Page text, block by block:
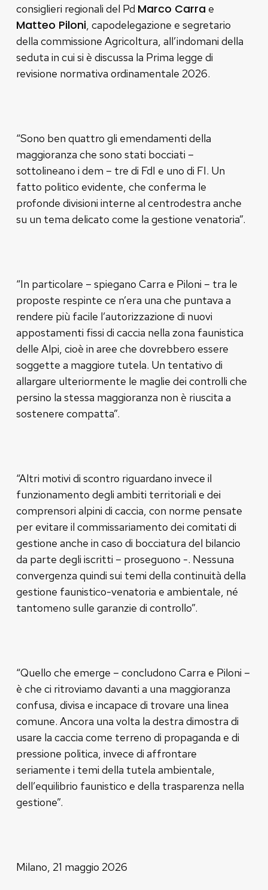
consiglieri regionali del Pd Marco Carrae
Matteo Piloni, capodelegazione e segretario
della commissione Agricoltura, all’indomani della
seduta in cui si è discussa la Prima legge di
revisione normativa ordinamentale 2026.
“Sono ben quattro gli emendamenti della
maggioranza che sono stati bocciati –
sottolineano i dem – tre di FdI e uno di FI. Un
fatto politico evidente, che conferma le
profonde divisioni interne al centrodestra anche
su un tema delicato come la gestione venatoria”.
“In particolare – spiegano Carra e Piloni – tra le
proposte respinte ce n’era una che puntava a
rendere più facile l’autorizzazione di nuovi
appostamenti fissi di caccia nella zona faunistica
delle Alpi, cioè in aree che dovrebbero essere
soggette a maggiore tutela. Un tentativo di
allargare ulteriormente le maglie dei controlli che
persino la stessa maggioranza non è riuscita a
sostenere compatta”.
“Altri motivi di scontro riguardano invece il
funzionamento degli ambiti territoriali e dei
comprensori alpini di caccia, con norme pensate
per evitare il commissariamento dei comitati di
gestione anche in caso di bocciatura del bilancio
da parte degli iscritti – proseguono -. Nessuna
convergenza quindi sui temi della continuità della
gestione faunistico-venatoria e ambientale, né
tantomeno sulle garanzie di controllo”.
“Quello che emerge – concludono Carra e Piloni –
è che ci ritroviamo davanti a una maggioranza
confusa, divisa e incapace di trovare una linea
comune. Ancora una volta la destra dimostra di
usare la caccia come terreno di propaganda e di
pressione politica, invece di affrontare
seriamente i temi della tutela ambientale,
dell’equilibrio faunistico e della trasparenza nella
gestione”.
Milano, 21 maggio 2026